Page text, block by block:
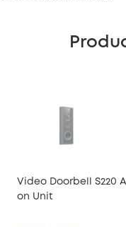
Video Doorbell S220
on Unit